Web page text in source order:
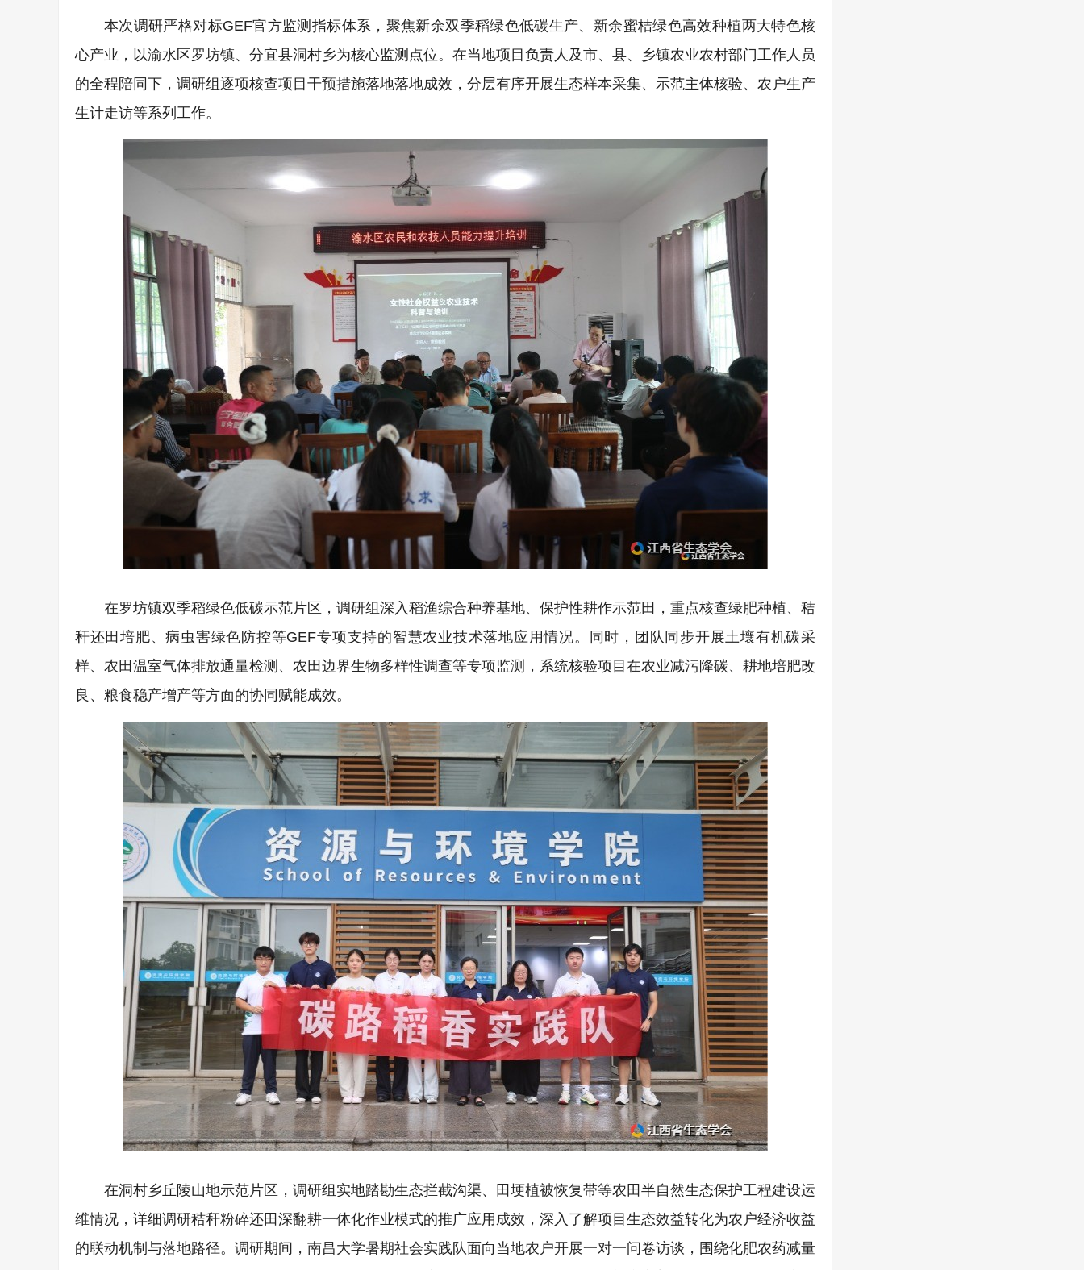
本次调研严格对标GEF官方监测指标体系，聚焦新余双季稻绿色低碳生产、新余蜜桔绿色高效种植两大特色核
心产业，以渝水区罗坊镇、分宜县洞村乡为核心监测点位。在当地项目负责人及市、县、乡镇农业农村部门工作人员
的全程陪同下，调研组逐项核查项目干预措施落地落地成效，分层有序开展生态样本采集、示范主体核验、农户生产
生计走访等系列工作。
在罗坊镇双季稻绿色低碳示范片区，调研组深入稻渔综合种养基地、保护性耕作示范田，重点核查绿肥种植、秸
秆还田培肥、病虫害绿色防控等GEF专项支持的智慧农业技术落地应用情况。同时，团队同步开展土壤有机碳采
样、农田温室气体排放通量检测、农田边界生物多样性调查等专项监测，系统核验项目在农业减污降碳、耕地培肥改
良、粮食稳产增产等方面的协同赋能成效。
在洞村乡丘陵山地示范片区，调研组实地踏勘生态拦截沟渠、田埂植被恢复带等农田半自然生态保护工程建设运
维情况，详细调研秸秆粉碎还田深翻耕一体化作业模式的推广应用成效，深入了解项目生态效益转化为农户经济收益
的联动机制与落地路径。调研期间，南昌大学暑期社会实践队面向当地农户开展一对一问卷访谈，围绕化肥农药减量